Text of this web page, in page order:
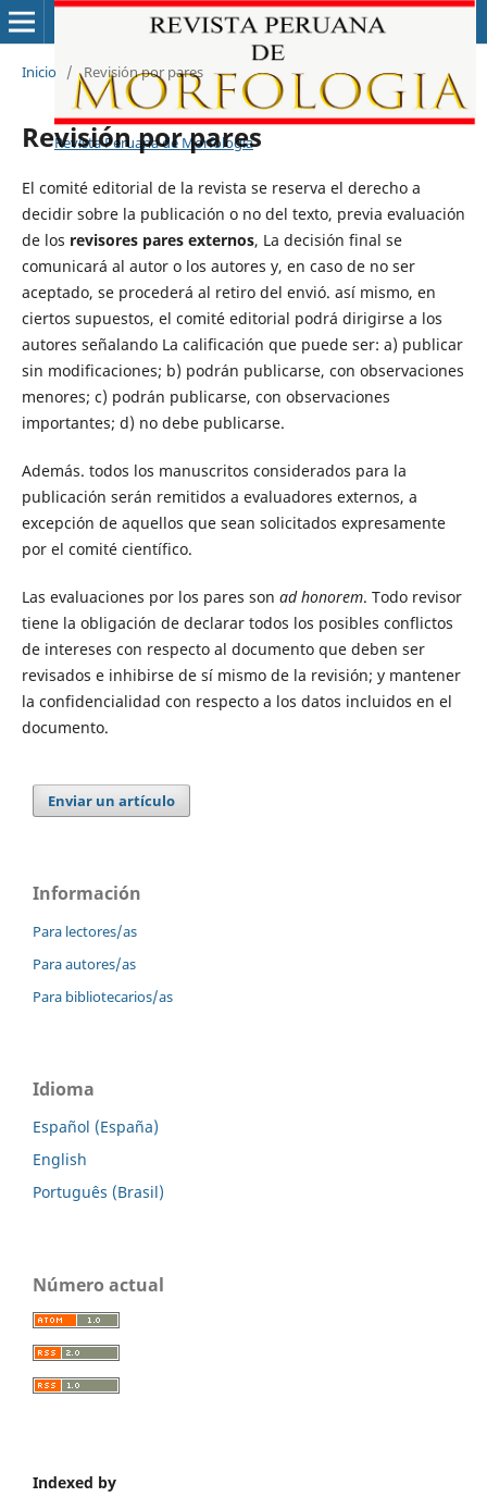
Revista Peruana de Morfología
Inicio / Revisión por pares
Revisión por pares
El comité editorial de la revista se reserva el derecho a
decidir sobre la publicación o no del texto, previa evaluación
de los revisores pares externos, La decisión final se
comunicará al autor o los autores y, en caso de no ser
aceptado, se procederá al retiro del envió. así mismo, en
ciertos supuestos, el comité editorial podrá dirigirse a los
autores señalando La calificación que puede ser: a) publicar
sin modificaciones; b) podrán publicarse, con observaciones
menores; c) podrán publicarse, con observaciones
importantes; d) no debe publicarse.
Además. todos los manuscritos considerados para la
publicación serán remitidos a evaluadores externos, a
excepción de aquellos que sean solicitados expresamente
por el comité científico.
Las evaluaciones por los pares son ad honorem. Todo revisor
tiene la obligación de declarar todos los posibles conflictos
de intereses con respecto al documento que deben ser
revisados e inhibirse de sí mismo de la revisión; y mantener
la confidencialidad con respecto a los datos incluidos en el
documento.
Enviar un artículo
Información
Para lectores/as
Para autores/as
Para bibliotecarios/as
Idioma
Español (España)
English
Português (Brasil)
Número actual
Indexed by